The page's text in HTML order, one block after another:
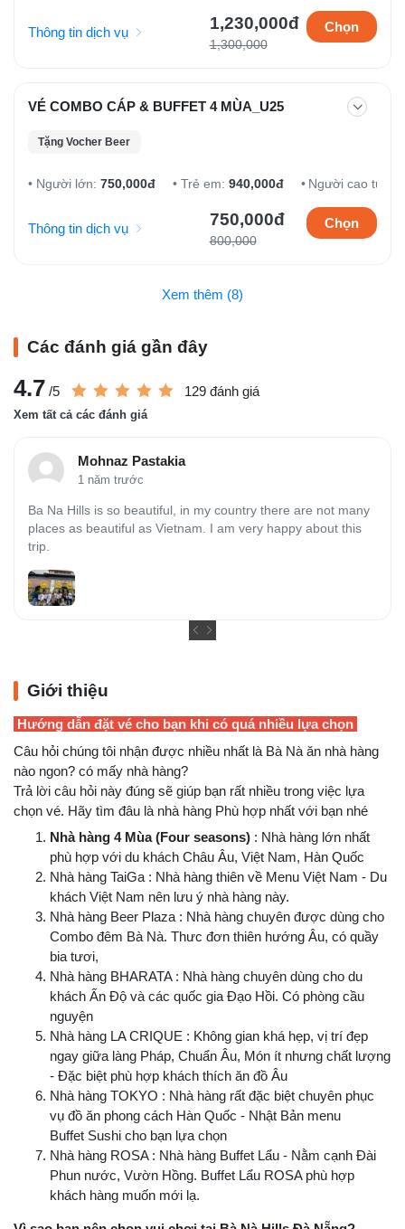
Thông tin dịch vụ 1,230,000đ
1,300,000
Chọn
VÉ COMBO CÁP & BUFFET 4 MÙA_U25
Tặng Vocher Beer
Người lớn: 750,000đ Trẻ em: 940,000đ Người cao tuổi:
Thông tin dịch vụ 750,000đ
800,000
Chọn
Xem thêm (8)
Các đánh giá gần đây
4.7 /5 129 đánh giá
Xem tất cả các đánh giá
Mohnaz Pastakia
1 năm trước
Ba Na Hills is so beautiful, in my country there are not many
places as beautiful as Vietnam. I am very happy about this
trip.
Giới thiệu
Hướng dẫn đặt vé cho bạn khi có quá nhiều lựa chọn
Câu hỏi chúng tôi nhận được nhiều nhất là Bà Nà ăn nhà hàng
nào ngon? có mấy nhà hàng?
Trả lời câu hỏi này đúng sẽ giúp bạn rất nhiều trong việc lựa
chọn vé. Hãy tìm đâu là nhà hàng Phù hợp nhất với bạn nhé
Nhà hàng 4 Mùa (Four seasons) : Nhà hàng lớn nhất
phù hợp với du khách Châu Âu, Việt Nam, Hàn Quốc
Nhà hàng TaiGa : Nhà hàng thiên về Menu Việt Nam - Du
khách Việt Nam nên lưu ý nhà hàng này.
Nhà hàng Beer Plaza : Nhà hàng chuyên được dùng cho
Combo đêm Bà Nà. Thưc đơn thiên hướng Âu, có quầy
bia tươi,
Nhà hàng BHARATA : Nhà hàng chuyên dùng cho du
khách Ấn Độ và các quốc gia Đạo Hồi. Có phòng cầu
nguyện
Nhà hàng LA CRIQUE : Không gian khá hẹp, vị trí đẹp
ngay giữa làng Pháp, Chuẩn Âu, Món ít nhưng chất lượng
- Đặc biệt phù hợp khách thích ăn đồ Âu
Nhà hàng TOKYO : Nhà hàng rất đặc biệt chuyên phục
vụ đồ ăn phong cách Hàn Quốc - Nhật Bản menu
Buffet Sushi cho bạn lựa chọn
Nhà hàng ROSA : Nhà hàng Buffet Lẩu - Nằm cạnh Đài
Phun nước, Vườn Hồng. Buffet Lẩu ROSA phù hợp
khách hàng muốn mới lạ.